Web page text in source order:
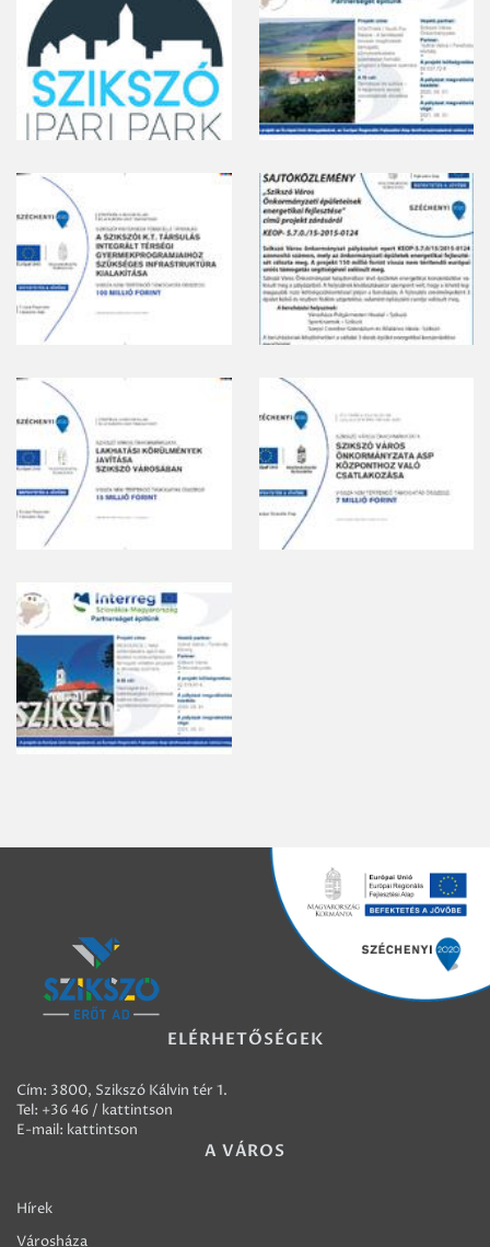
ELÉRHETŐSÉGEK
Cím: 3800, Szikszó Kálvin tér 1.
Tel: +36 46 / kattintson
E-mail: kattintson
A VÁROS
Hírek
Városháza